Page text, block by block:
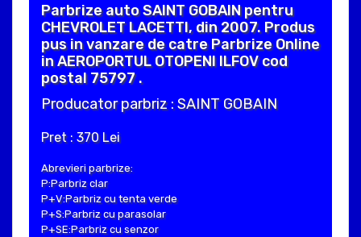
Parbrize auto SAINT GOBAIN pentru
CHEVROLET LACETTI, din 2007. Produs
pus in vanzare de catre Parbrize Online
in AEROPORTUL OTOPENI ILFOV cod
postal 75797 .
Producator parbriz : SAINT GOBAIN
Pret : 370 Lei
Abrevieri parbrize:
P:Parbriz clar
P+V:Parbriz cu tenta verde
P+S:Parbriz cu parasolar
P+SE:Parbriz cu senzor